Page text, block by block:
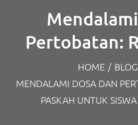
Pertobatan:
Paskah untuk
XI,
HOME / BLOG
MENDALAMI DOSA DAN
PASKAH UNTUK